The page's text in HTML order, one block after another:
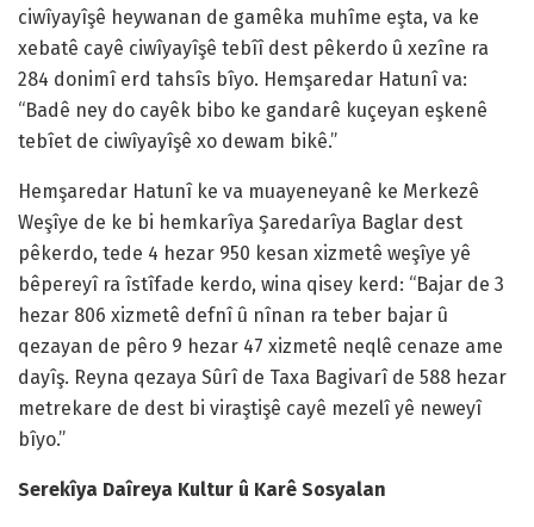
ciwîyayîşê heywanan de gamêka muhîme eşta, va ke
xebatê cayê ciwîyayîşê tebîî dest pêkerdo û xezîne ra
284 donimî erd tahsîs bîyo. Hemşaredar Hatunî va:
“Badê ney do cayêk bibo ke gandarê kuçeyan eşkenê
tebîet de ciwîyayîşê xo dewam bikê.”
Hemşaredar Hatunî ke va muayeneyanê ke Merkezê
Weşîye de ke bi hemkarîya Şaredarîya Baglar dest
pêkerdo, tede 4 hezar 950 kesan xizmetê weşîye yê
bêpereyî ra îstîfade kerdo, wina qisey kerd: “Bajar de 3
hezar 806 xizmetê defnî û nînan ra teber bajar û
qezayan de pêro 9 hezar 47 xizmetê neqlê cenaze ame
dayîş. Reyna qezaya Sûrî de Taxa Bagivarî de 588 hezar
metrekare de dest bi viraştişê cayê mezelî yê neweyî
bîyo.”
Serekîya Daîreya Kultur û Karê Sosyalan